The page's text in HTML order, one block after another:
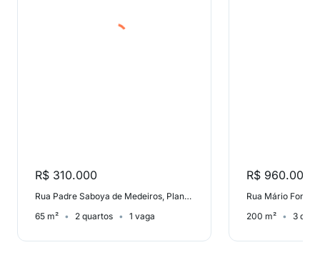
R$ 310.000
Rua Padre Saboya de Medeiros, Planalto
65 m²
2 quartos 1 vaga
R$ 960.000
Rua Mário
200 m²
3